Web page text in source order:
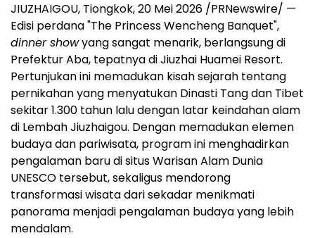
JIUZHAIGOU, Tiongkok, 20 Mei 2026 /PRNewswire/ —
Edisi perdana "The Princess Wencheng Banquet",
dinner showyang sangat menarik, berlangsung di
Prefektur Aba, tepatnya di Jiuzhai Huamei Resort.
Pertunjukan ini memadukan kisah sejarah tentang
pernikahan yang menyatukan Dinasti Tang dan Tibet
sekitar 1.300 tahun lalu dengan latar keindahan alam
di Lembah Jiuzhaigou. Dengan memadukan elemen
budaya dan pariwisata, program ini menghadirkan
pengalaman baru di situs Warisan Alam Dunia
UNESCO tersebut, sekaligus mendorong
transformasi wisata dari sekadar menikmati
panorama menjadi pengalaman budaya yang lebih
mendalam.